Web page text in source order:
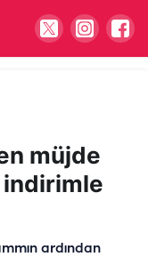
müjde
indirimle
ardından
haber: Bu